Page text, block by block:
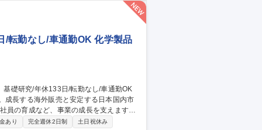
意識啓発 ■その他、CXに関する業務 募
/転勤なし/車通勤OK 化学製品
成長する海外販売と安定する日本国内市
員の育成など、事業の成長を支えます。
市場ニーズや顧客課題を踏まえた開発テ
あり 完全週休2日制 土日祝休み